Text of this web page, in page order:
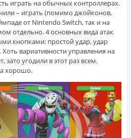
играть на обычных контроллерах.
– играть (помимо джойконов,
от Nintendo Switch, так и на
отдельно. 4 основных вида атак
кнопками: простой удар, удар
Хоть вариативности управления на
угодили в этот раз всем.
хорошо.